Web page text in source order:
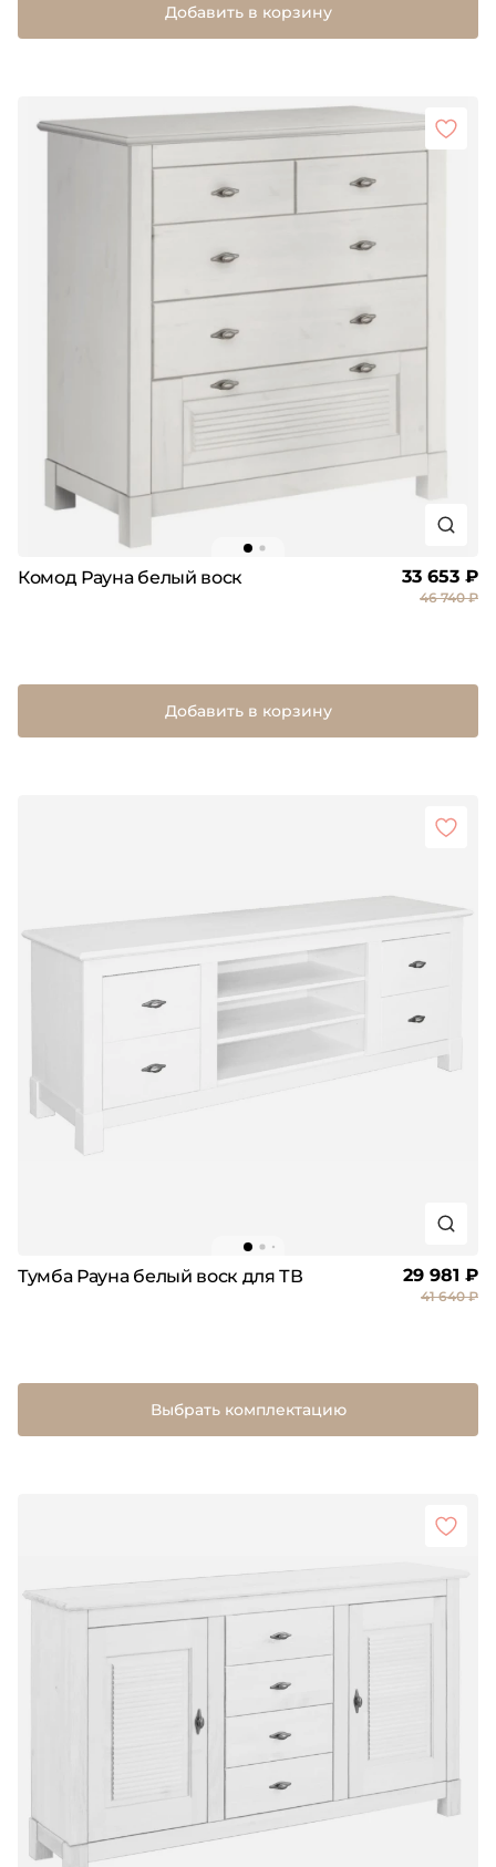
Добавить в корзину
Комод Рауна белый воск 33 653 ₽
46 740 ₽
Добавить в корзину
Тумба Рауна белый воск для ТВ 29 981 ₽
41 640 ₽
Выбрать комплектацию